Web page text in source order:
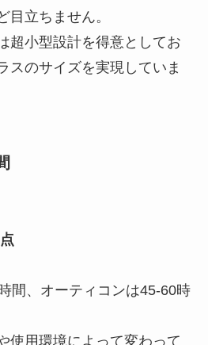
目立ちません。
超小型設計を得意としてお
スのサイズを実現していま
間、オーティコンは45-60時
使用環境によって変わって